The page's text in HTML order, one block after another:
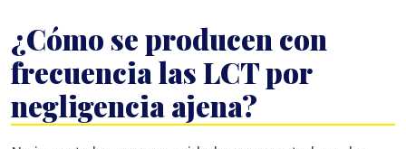
¿Cómo se producen con
frecuencia las LCT por
negligencia ajena?